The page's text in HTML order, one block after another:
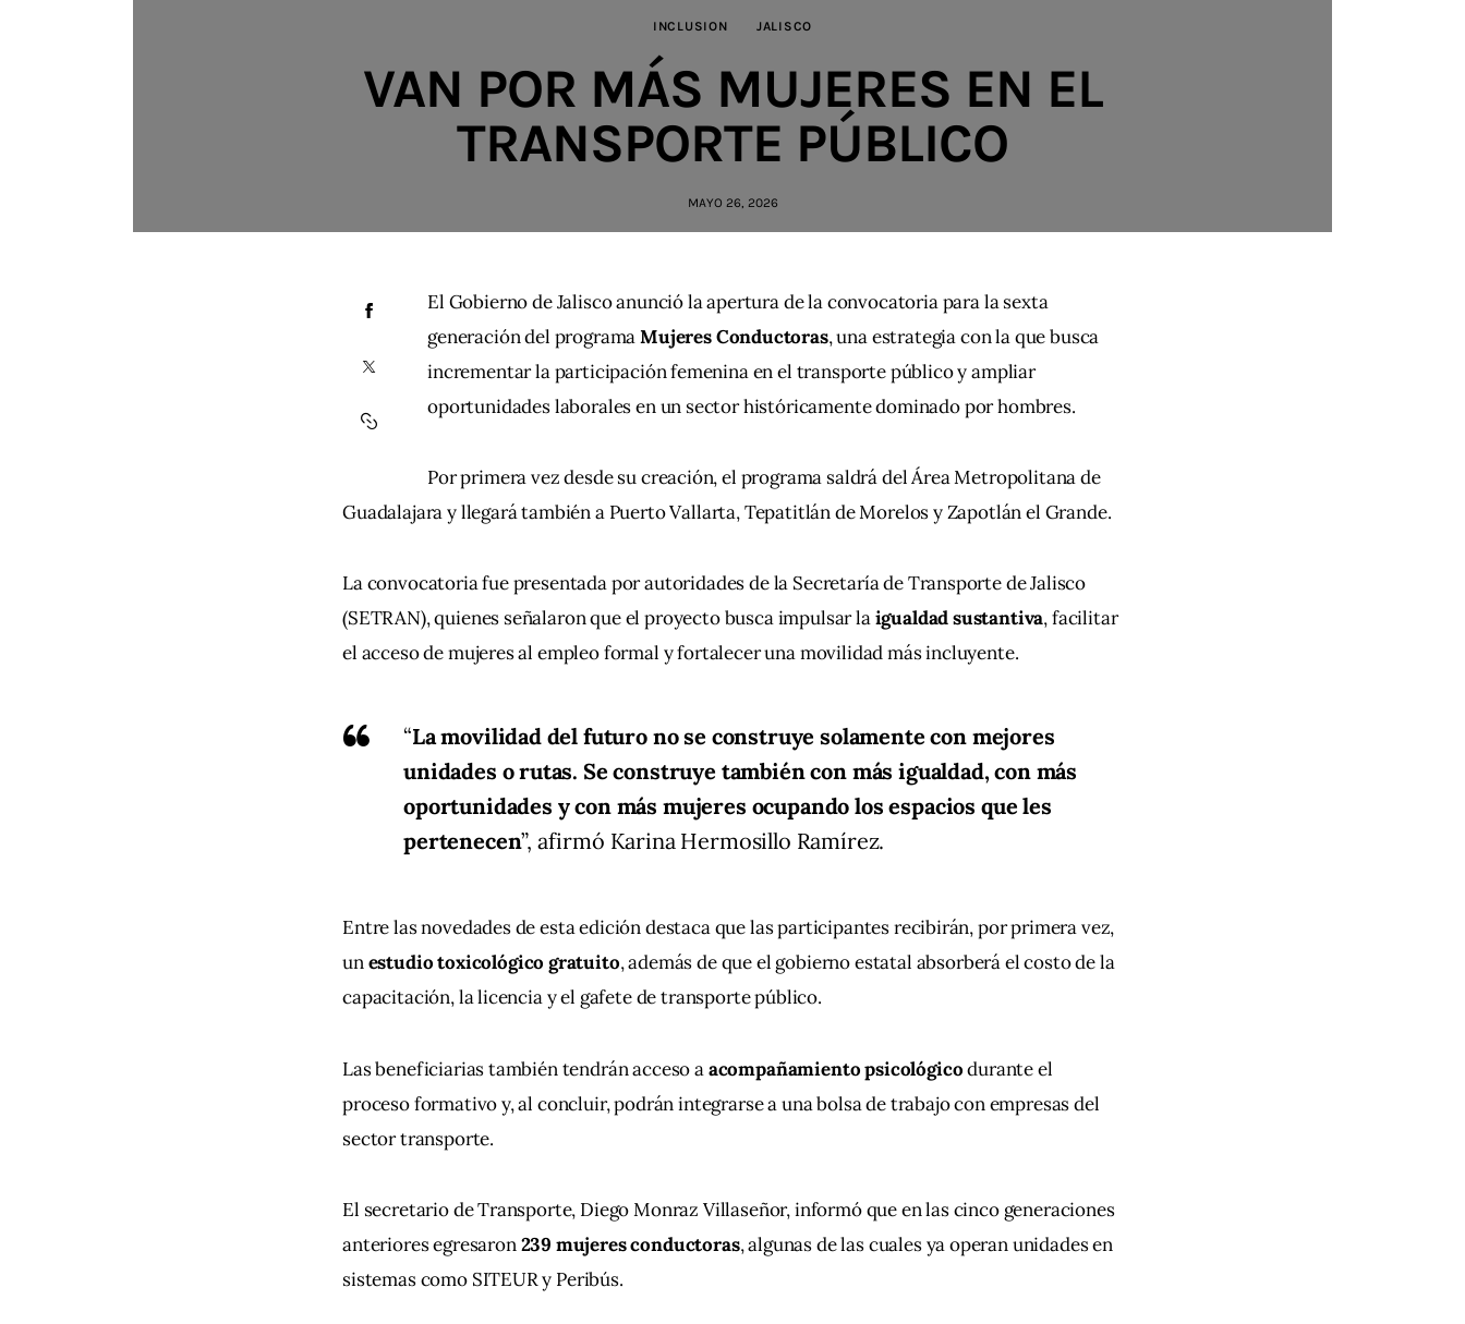
INCLUSION JALISCO
VAN POR MÁS MUJERES EN EL
TRANSPORTE PÚBLICO
MAYO 26, 2026
El Gobierno de Jalisco anunció la apertura de la convocatoria para la sexta
generación del programa Mujeres Conductoras, una estrategia con la que busca
incrementar la participación femenina en el transporte público y ampliar
oportunidades laborales en un sector históricamente dominado por hombres.
Por primera vez desde su creación, el programa saldrá del Área Metropolitana de
Guadalajara y llegará también a Puerto Vallarta, Tepatitlán de Morelos y Zapotlán el Grande.
La convocatoria fue presentada por autoridades de la Secretaría de Transporte de Jalisco
(SETRAN), quienes señalaron que el proyecto busca impulsar la igualdad sustantiva, facilitar
el acceso de mujeres al empleo formal y fortalecer una movilidad más incluyente.
“La movilidad del futuro no se construye solamente con mejores
unidades o rutas. Se construye también con más igualdad, con más
oportunidades y con más mujeres ocupando los espacios que les
pertenecen”, afirmó Karina Hermosillo Ramírez.
Entre las novedades de esta edición destaca que las participantes recibirán, por primera vez,
un estudio toxicológico gratuito, además de que el gobierno estatal absorberá el costo de la
capacitación, la licencia y el gafete de transporte público.
Las beneficiarias también tendrán acceso a acompañamiento psicológico durante el
proceso formativo y, al concluir, podrán integrarse a una bolsa de trabajo con empresas del
sector transporte.
El secretario de Transporte, Diego Monraz Villaseñor, informó que en las cinco generaciones
anteriores egresaron 239 mujeres conductoras, algunas de las cuales ya operan unidades en
sistemas como SITEUR y Peribús.